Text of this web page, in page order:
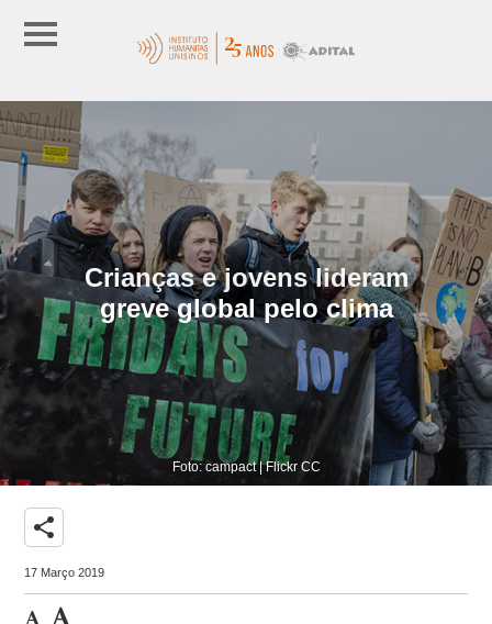
Crianças e jovens lideram
greve global pelo clima
Foto: campact | Flickr CC
share
17 Março 2019